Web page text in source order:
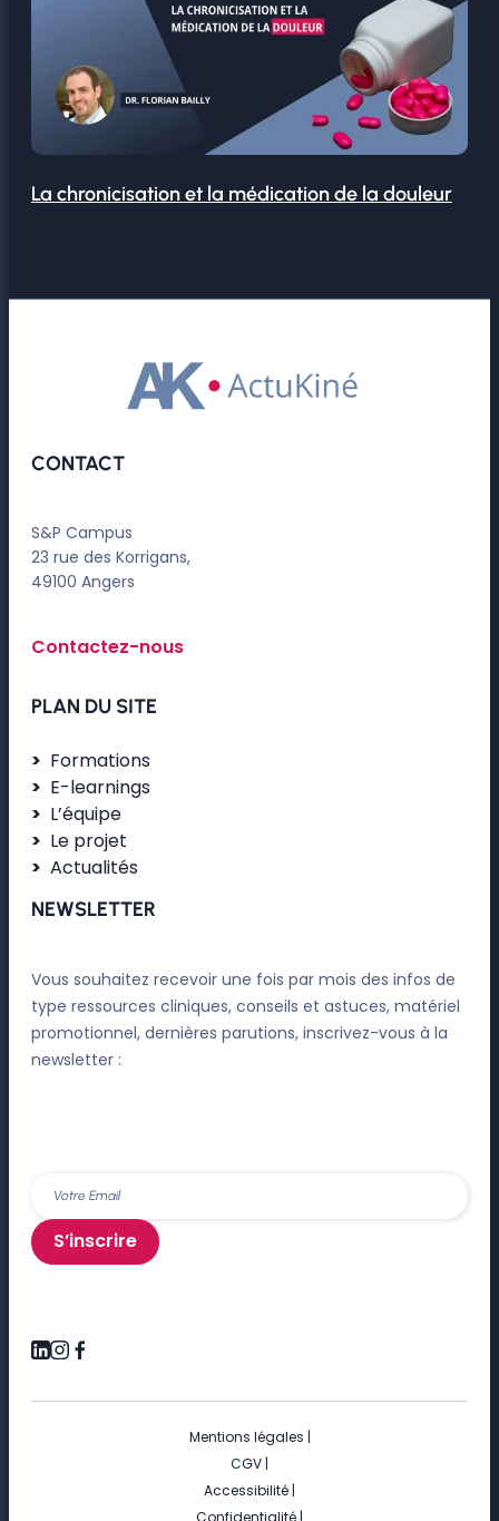
La chronicisation et la médication de la douleur
CONTACT
S&P Campus
23 rue des Korrigans,
49100 Angers
Contactez-nous
PLAN DU SITE
Formations
E-learnings
L’équipe
Le projet
Actualités
NEWSLETTER
Vous souhaitez recevoir une fois par mois des infos de
type ressources cliniques, conseils et astuces, matériel
promotionnel, dernières parutions, inscrivez-vous à la
newsletter :
S’inscrire
Mentions légales |
CGV |
Accessibilité |
Confidentialité |